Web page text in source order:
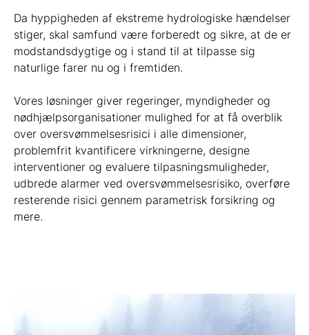
Da hyppigheden af ekstreme hydrologiske hændelser
stiger, skal samfund være forberedt og sikre, at de er
modstandsdygtige og i stand til at tilpasse sig
naturlige farer nu og i fremtiden.
Vores løsninger giver regeringer, myndigheder og
nødhjælpsorganisationer mulighed for at få overblik
over oversvømmelsesrisici i alle dimensioner,
problemfrit kvantificere virkningerne, designe
interventioner og evaluere tilpasningsmuligheder,
udbrede alarmer ved oversvømmelsesrisiko, overføre
resterende risici gennem parametrisk forsikring og
mere.